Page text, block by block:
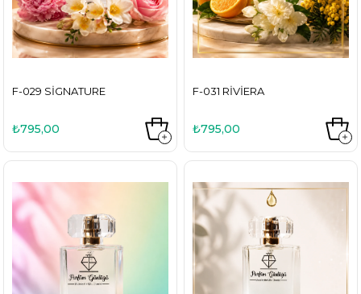
F-029 SIGNATURE
₺795,00
F-031 RIVIERA
₺795,00